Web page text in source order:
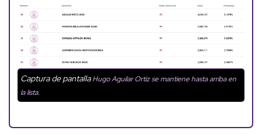
Captura de pantallaHugo Aguilar Ortiz se mantiene hasta arriba en
la lista.